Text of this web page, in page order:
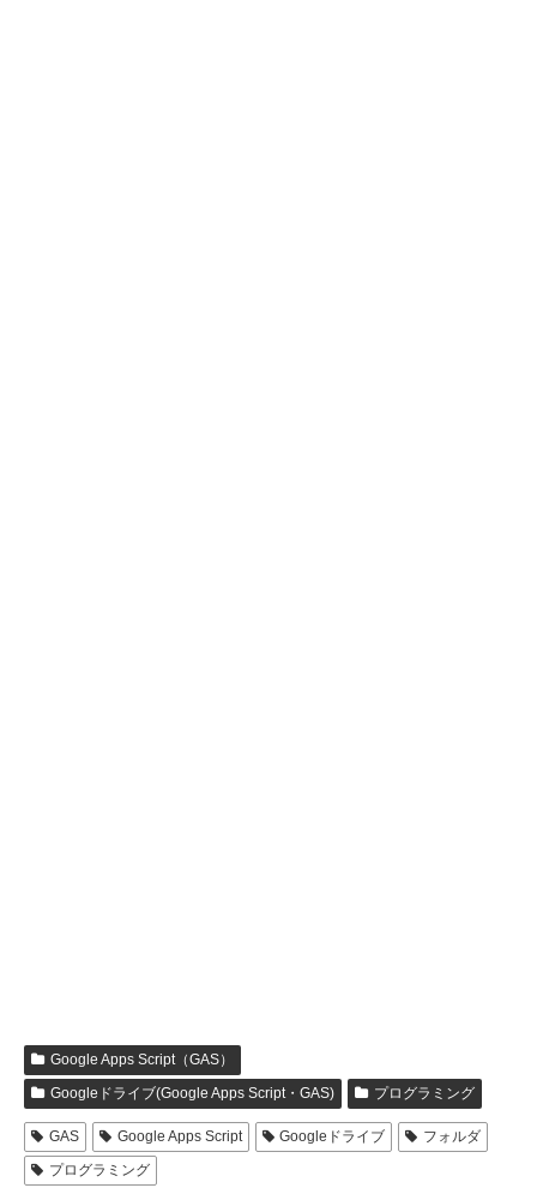
Google Apps Script（GAS）
Googleドライブ(Google Apps Script・GAS)
プログラミング
GAS Google Apps Script Googleドライブ
フォルダ
プログラミング